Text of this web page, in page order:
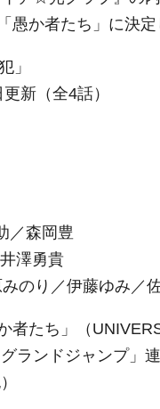
愚か者たち」に決定
」
新（全4話）
／森岡豊
澤勇貴
のり／伊藤ゆみ／
者たち」（
ランドジャンプ」